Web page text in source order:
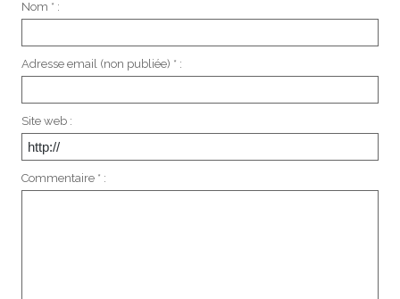
Nom * :
Adresse email (non publiée) * :
Site web :
Commentaire * :